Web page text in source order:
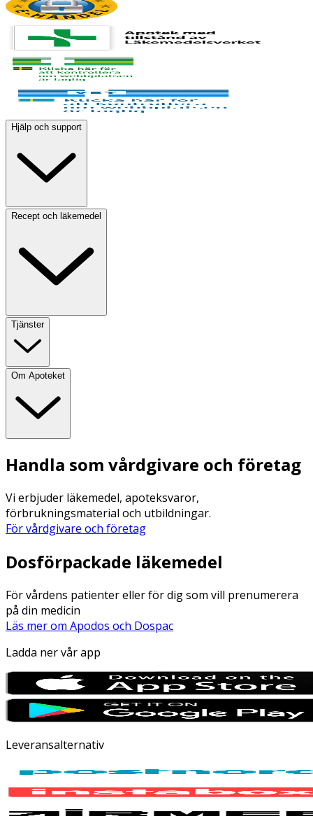
Hjälp och support
Recept och läkemedel
Tjänster
Om Apoteket
Handla som vårdgivare och företag
Vi erbjuder läkemedel, apoteksvaror,
förbrukningsmaterial och utbildningar.
För vårdgivare och företag
Dosförpackade läkemedel
För vårdens patienter eller för dig som vill prenumerera
på din medicin
Läs mer om Apodos och Dospac
Ladda ner vår app
Leveransalternativ